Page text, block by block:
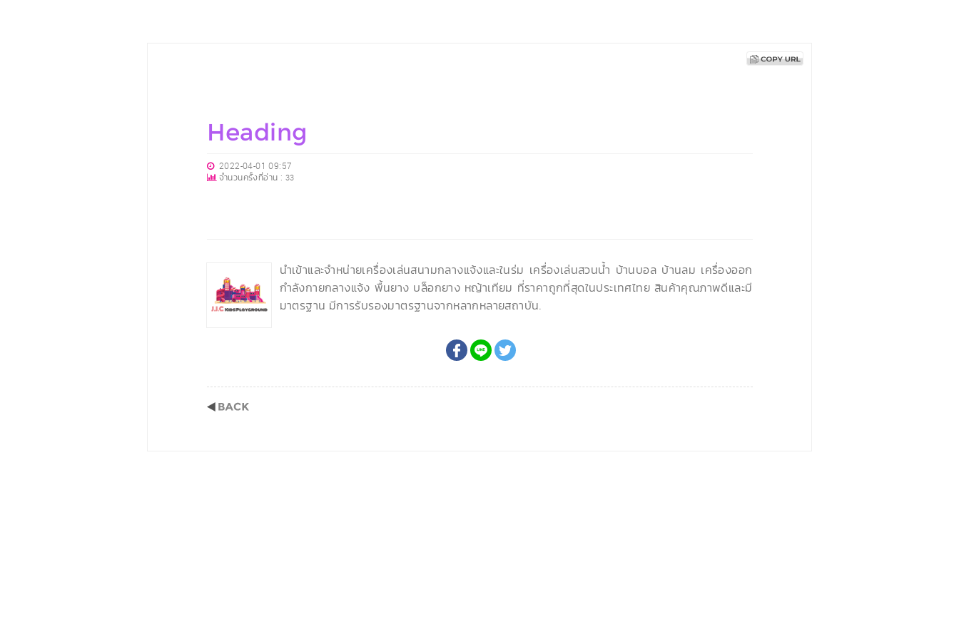
Heading
2022-04-01 09:57
จำนวนครั้งที่อ่าน : 33
นำเข้าและจำหน่ายเครื่องเล่นสนามกลางแจ้งและในร่ม เครื่องเล่นสวนน้ำ บ้านบอล บ้านลม เครื่องออก
กำลังกายกลางแจ้ง พื้นยาง บล็อกยาง หญ้าเทียม ที่ราคาถูกที่สุดในประเทศไทย สินค้าคุณภาพดีและมี
มาตรฐาน มีการรับรองมาตรฐานจากหลากหลายสถาบัน.